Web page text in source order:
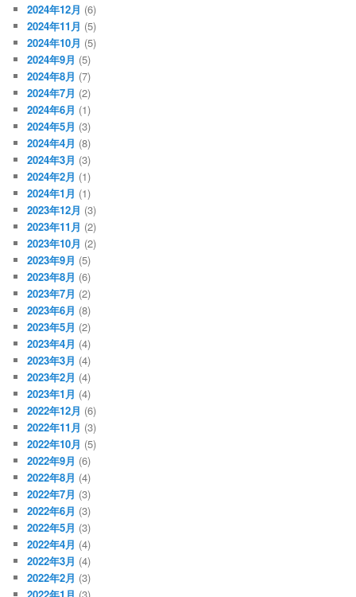
2024年12月 (6)
2024年11月 (5)
2024年10月 (5)
2024年9月 (5)
2024年8月 (7)
2024年7月 (2)
2024年6月 (1)
2024年5月 (3)
2024年4月 (8)
2024年3月 (3)
2024年2月 (1)
2024年1月 (1)
2023年12月 (3)
2023年11月 (2)
2023年10月 (2)
2023年9月 (5)
2023年8月 (6)
2023年7月 (2)
2023年6月 (8)
2023年5月 (2)
2023年4月 (4)
2023年3月 (4)
2023年2月 (4)
2023年1月 (4)
2022年12月 (6)
2022年11月 (3)
2022年10月 (5)
2022年9月 (6)
2022年8月 (4)
2022年7月 (3)
2022年6月 (3)
2022年5月 (3)
2022年4月 (4)
2022年3月 (4)
2022年2月 (3)
2022年1月 (3)